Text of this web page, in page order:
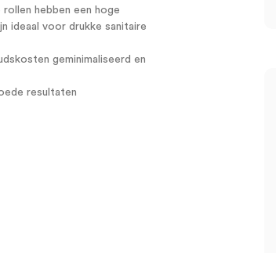
hebben een hoge
ideaal voor drukke sanitaire
geminimaliseerd en
resultaten